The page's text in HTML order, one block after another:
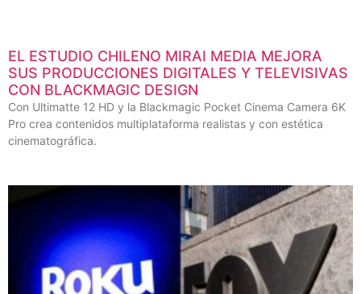
EL ESTUDIO CHILENO MIRAI MEDIA MEJORA
SUS PRODUCCIONES DIGITALES Y TELEVISIVAS
CON BLACKMAGIC DESIGN
Con Ultimatte 12 HD y la Blackmagic Pocket Cinema Camera 6K
Pro crea contenidos multiplataforma realistas y con estética
cinematográfica.